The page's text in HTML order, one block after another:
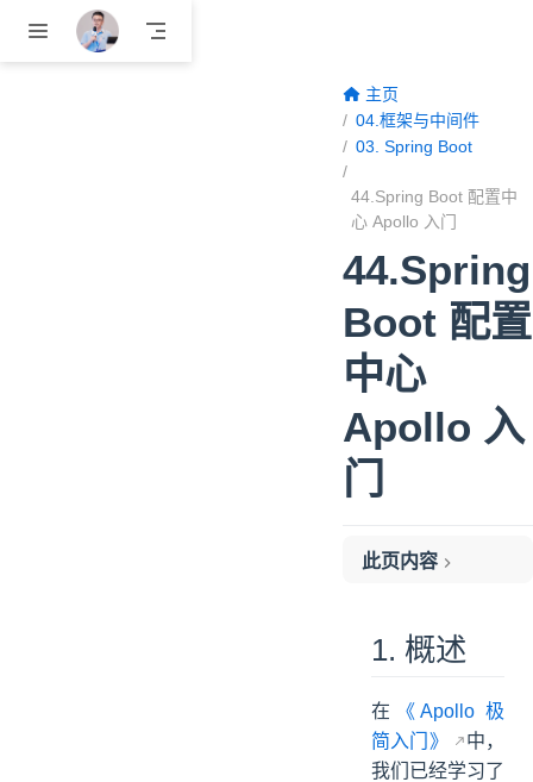
跳至主要內容
主页
04.框架与中间件
03. Spring Boot
44.Spring Boot 配置中
心 Apollo 入门
44.Spring
Boot 配置
中心
Apollo 入
门
此页内容
2. 快速入门
2.1 引入依赖
2.3 创建 Apollo 配置
2.4 OrderProperties
1. 概述
在
《Apollo 极
简入门》
中，
我们已经学习了